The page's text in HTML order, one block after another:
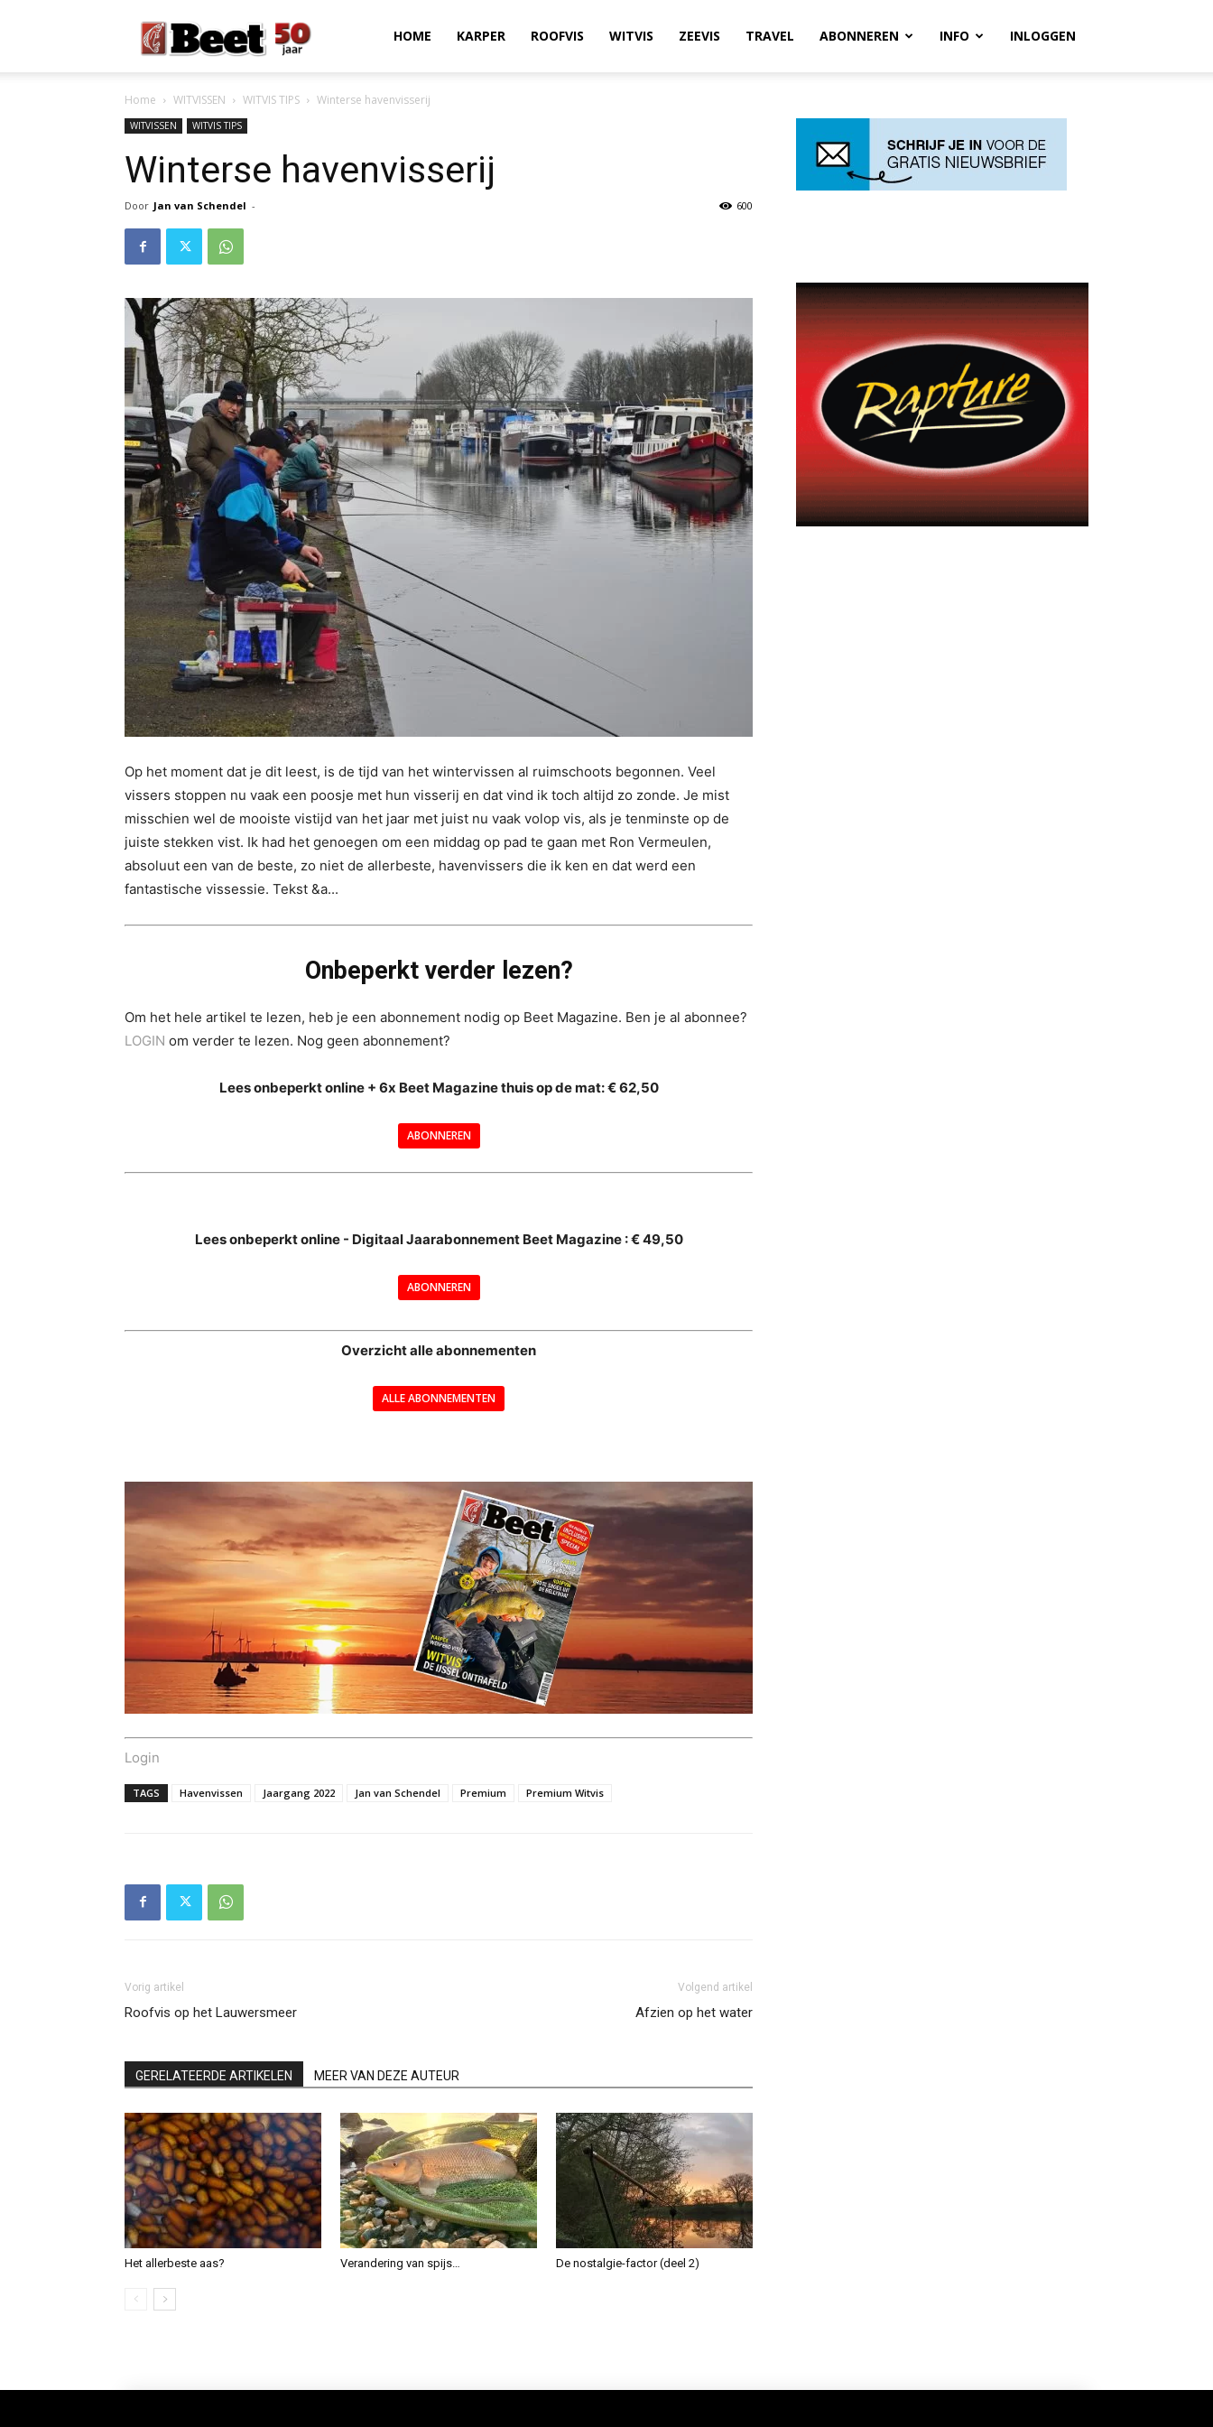
Magazine
HOME KARPER ROOFVIS WITVIS ZEEVIS TRAVEL ABONNEREN INFO INLOGGEN
Home WITVISSEN WITVIS TIPS Winterse havenvisserij
WITVISSEN WITVIS TIPS
Winterse havenvisserij
Door Jan van Schendel - 600
Op het moment dat je dit leest, is de tijd van het wintervissen al ruimschoots begonnen. Veel
vissers stoppen nu vaak een poosje met hun visserij en dat vind ik toch altijd zo zonde. Je mist
misschien wel de mooiste vistijd van het jaar met juist nu vaak volop vis, als je tenminste op de
juiste stekken vist. Ik had het genoegen om een middag op pad te gaan met Ron Vermeulen,
absoluut een van de beste, zo niet de allerbeste, havenvissers die ik ken en dat werd een
fantastische vissessie. Tekst &a...
Onbeperkt verder lezen?
Om het hele artikel te lezen, heb je een abonnement nodig op Beet Magazine. Ben je al abonnee?
LOGIN om verder te lezen. Nog geen abonnement?
Lees onbeperkt online + 6x Beet Magazine thuis op de mat: € 62,50
ABONNEREN
Lees onbeperkt online - Digitaal Jaarabonnement Beet Magazine : € 49,50
ABONNEREN
Overzicht alle abonnementen
ALLE ABONNEMENTEN
Login
TAGS Havenvissen Jaargang 2022 Jan van Schendel Premium Premium Witvis
Vorig artikel
Roofvis op het Lauwersmeer
Volgend artikel
Afzien op het water
GERELATEERDE ARTIKELEN MEER VAN DEZE AUTEUR
Het allerbeste aas? Verandering van spijs… De nostalgie-factor (deel 2)